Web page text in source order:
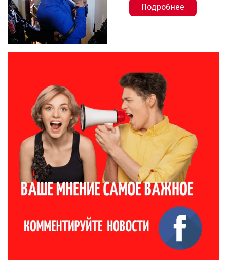
Подробнее